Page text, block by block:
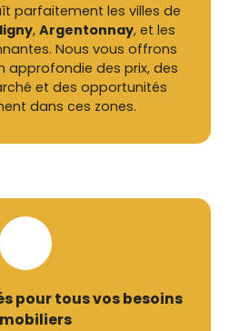
parfaitement les villes de
, Argentonnay, et les
Nous vous offrons
approfondie des prix, des
et des opportunités
dans ces zones.
pour tous vos besoins